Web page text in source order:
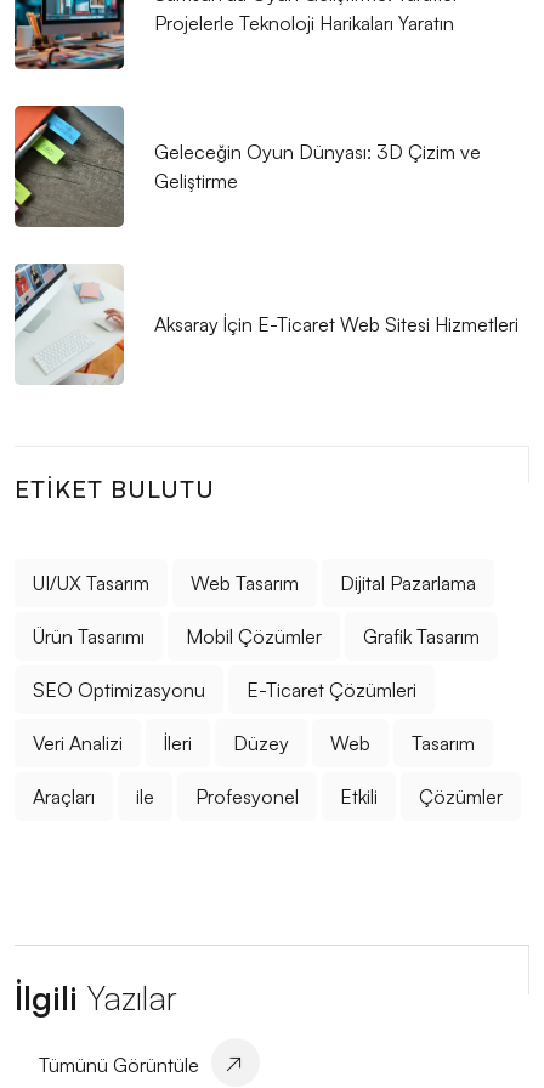
Mobil Uygulama Geliştirme Şirketleri: İşletmenizi Dijital
Dünyada Yükseltme Rehberi
Kayseri'de Hızlı Web Sitesi Kurulumu: Alesta Medya İle
Profesyonel Çözümler
Görsel İletişim Teknikleri ve Web Tasarım
Gerekenler
Mobil Uygulama Geliştirme Sürecinde API Kullanımı
Mobil Uygulama Analitiği: Verilerle Başarınızı Artırın
Farkı
Web Tasarım Kursu: Dijital Dünyada Yaratıcı Bir Adım
Mobil Uygulama Geliştirme Süreç Aşamaları
Projelerle Teknoloji Harikaları Yaratın
Geleceğin Oyun Dünyası: 3D Çizim ve
Geliştirme
Aksaray İçin E-Ticaret Web Sitesi Hizmetleri
ETIKET BULUTU
UI/UX Tasarım Web Tasarım Dijital Pazarlama
Ürün Tasarımı Mobil Çözümler Grafik Tasarım
SEO Optimizasyonu E-Ticaret Çözümleri
Veri Analizi İleri Düzey Web Tasarım
Araçları ile Profesyonel Etkili Çözümler
İlgili Yazılar
Tümünü Görüntüle